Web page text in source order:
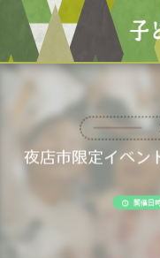
夜店市限定イベン
開催日